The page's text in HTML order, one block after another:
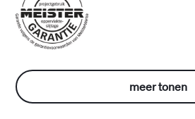
meer tonen